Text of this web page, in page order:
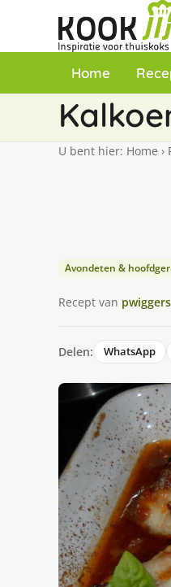
Home
U bent hier: Home ›
Avondeten &
Recept van pwiggers
Delen: WhatsApp